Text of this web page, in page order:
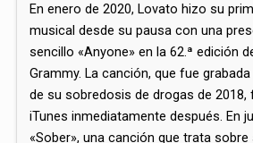
En enero de 2020, Lovato hizo su
musical desde su pausa con una
sencillo «Anyone» en la 62.ª edición
Grammy.​ La canción, que fue
de su sobredosis de drogas de 2018,
iTunes inmediatamente después. En
«Sober», una canción que trata